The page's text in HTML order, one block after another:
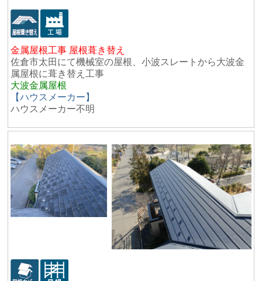
金属屋根工事 屋根葺き替え
佐倉市太田にて機械室の屋根、小波スレートから大波金
属屋根に葺き替え工事
大波金属屋根
【ハウスメーカー】
ハウスメーカー不明